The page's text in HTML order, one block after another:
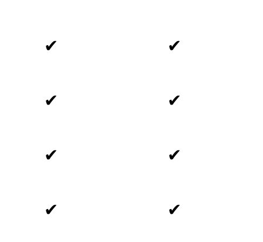
✔
✔
✔
✔